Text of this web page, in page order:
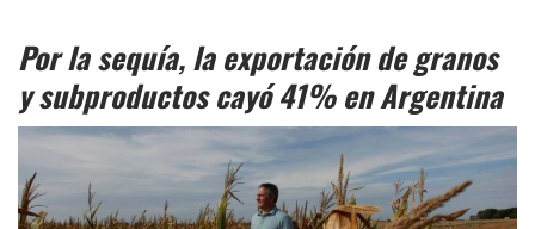
Por la sequía, la exportación de granos
y subproductos cayó 41% en Argentina